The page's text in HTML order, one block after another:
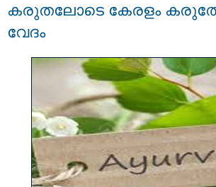
കരുതലോടെ കേരളം
വേദം